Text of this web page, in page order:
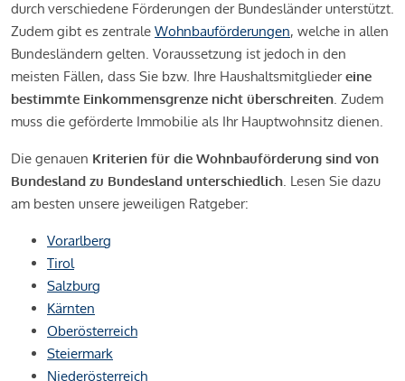
durch verschiedene Förderungen der Bundesländer unterstützt.
Zudem gibt es zentrale Wohnbauförderungen, welche in allen
Bundesländern gelten. Voraussetzung ist jedoch in den
meisten Fällen, dass Sie bzw. Ihre Haushaltsmitgliedereine
bestimmte Einkommensgrenze nicht überschreiten. Zudem
muss die geförderte Immobilie als Ihr Hauptwohnsitz dienen.
Die genauen Kriterien für die Wohnbauförderung sind von
Bundesland zu Bundesland unterschiedlich. Lesen Sie dazu
am besten unsere jeweiligen Ratgeber:
Vorarlberg
Tirol
Salzburg
Kärnten
Oberösterreich
Steiermark
Niederösterreich